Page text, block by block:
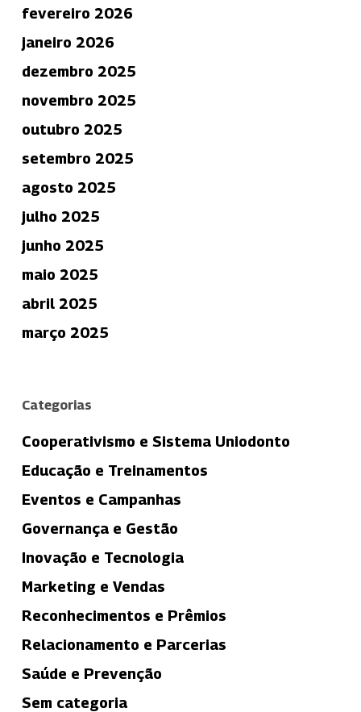
fevereiro 2026
janeiro 2026
dezembro 2025
novembro 2025
outubro 2025
setembro 2025
agosto 2025
julho 2025
junho 2025
maio 2025
abril 2025
março 2025
Categorias
Cooperativismo e Sistema Uniodonto
Educação e Treinamentos
Eventos e Campanhas
Governança e Gestão
Inovação e Tecnologia
Marketing e Vendas
Reconhecimentos e Prêmios
Relacionamento e Parcerias
Saúde e Prevenção
Sem categoria